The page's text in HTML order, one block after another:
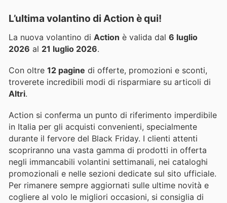
L’ultima volantino di Action è qui!
La nuova volantino di Action è valida dal 6 luglio
2026 al 21 luglio 2026.
Con oltre 12 pagine di offerte, promozioni e sconti,
troverete incredibili modi di risparmiare su articoli di
Altri.
Action si conferma un punto di riferimento imperdibile
in Italia per gli acquisti convenienti, specialmente
durante il fervore del Black Friday. I clienti attenti
scopriranno una vasta gamma di prodotti in offerta
negli immancabili volantini settimanali, nei cataloghi
promozionali e nelle sezioni dedicate sul sito ufficiale.
Per rimanere sempre aggiornati sulle ultime novità e
cogliere al volo le migliori occasioni, si consiglia di